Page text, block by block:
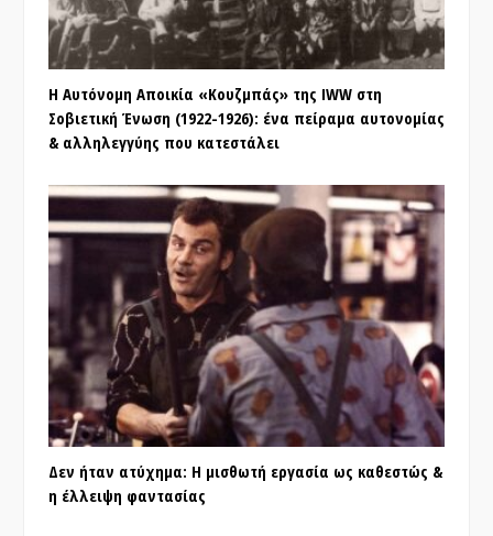
Η Αυτόνομη Αποικία «Κουζμπάς» της IWW στη
Σοβιετική Ένωση (1922-1926): ένα πείραμα αυτονομίας
& αλληλεγγύης που κατεστάλει
Δεν ήταν ατύχημα: Η μισθωτή εργασία ως καθεστώς &
η έλλειψη φαντασίας